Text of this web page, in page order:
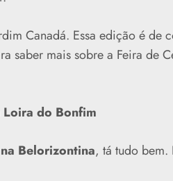
Canadá. Essa edição é de
saber mais sobre a Feira de
do Bonfim
Belorizontina, tá tudo bem.